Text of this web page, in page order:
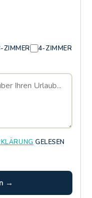
ZIMMER 4-ZIMMER
GELESEN
→